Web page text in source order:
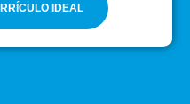
IDEAL